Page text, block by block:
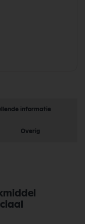
informatie
Overig